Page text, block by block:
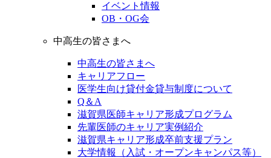
イベント情報
OB・OG会
中高生の皆さまへ
中高生の皆さまへ
キャリアフロー
医学生向け貸付金貸与制度について
Q＆A
滋賀県医師キャリア形成プログラム
先輩医師のキャリア実例紹介
滋賀県キャリア形成卒前支援プラン
大学情報（入試・オープンキャンパス等）